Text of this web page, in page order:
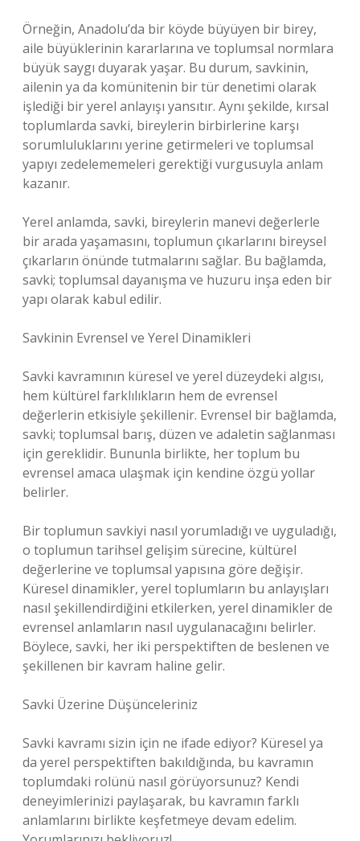
Örneğin, Anadolu’da bir köyde büyüyen bir birey,
aile büyüklerinin kararlarına ve toplumsal normlara
büyük saygı duyarak yaşar. Bu durum, savkinin,
ailenin ya da komünitenin bir tür denetimi olarak
işlediği bir yerel anlayışı yansıtır. Aynı şekilde, kırsal
toplumlarda savki, bireylerin birbirlerine karşı
sorumluluklarını yerine getirmeleri ve toplumsal
yapıyı zedelememeleri gerektiği vurgusuyla anlam
kazanır.
Yerel anlamda, savki, bireylerin manevi değerlerle
bir arada yaşamasını, toplumun çıkarlarını bireysel
çıkarların önünde tutmalarını sağlar. Bu bağlamda,
savki; toplumsal dayanışma ve huzuru inşa eden bir
yapı olarak kabul edilir.
Savkinin Evrensel ve Yerel Dinamikleri
Savki kavramının küresel ve yerel düzeydeki algısı,
hem kültürel farklılıkların hem de evrensel
değerlerin etkisiyle şekillenir. Evrensel bir bağlamda,
savki; toplumsal barış, düzen ve adaletin sağlanması
için gereklidir. Bununla birlikte, her toplum bu
evrensel amaca ulaşmak için kendine özgü yollar
belirler.
Bir toplumun savkiyi nasıl yorumladığı ve uyguladığı,
o toplumun tarihsel gelişim sürecine, kültürel
değerlerine ve toplumsal yapısına göre değişir.
Küresel dinamikler, yerel toplumların bu anlayışları
nasıl şekillendirdiğini etkilerken, yerel dinamikler de
evrensel anlamların nasıl uygulanacağını belirler.
Böylece, savki, her iki perspektiften de beslenen ve
şekillenen bir kavram haline gelir.
Savki Üzerine Düşünceleriniz
Savki kavramı sizin için ne ifade ediyor? Küresel ya
da yerel perspektiften bakıldığında, bu kavramın
toplumdaki rolünü nasıl görüyorsunuz? Kendi
deneyimlerinizi paylaşarak, bu kavramın farklı
anlamlarını birlikte keşfetmeye devam edelim.